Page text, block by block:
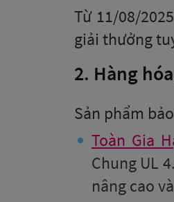
Từ 11/08/
giải thưởng
2. Hàng
Sản phẩm
Toàn Gia
Chung UL
nâng cao